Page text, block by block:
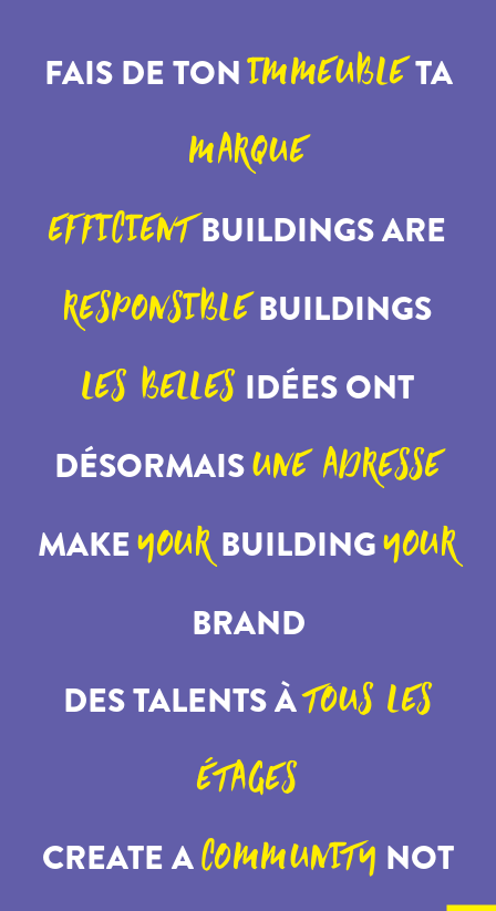
FAIS DE TONIMMEUBLETA
MARQUE
EFFICIENTBUILDINGS ARE
RESPONSIBLEBUILDINGS
LES BELLES IDÉES ONT
DÉSORMAIS UNE ADRESSE
MAKEYOUR BUILDINGYOUR
BRAND
DES TALENTS ÀTOUS LES
ÉTAGES
CREATE A COMMUNITY NOT